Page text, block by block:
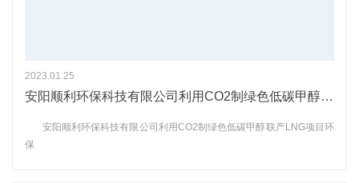
2023.01.25
安阳顺利环保科技有限公司利用CO2制绿色低碳甲醇联产LNG项目环保设施竣工及调试公示
安阳顺利环保科技有限公司利用CO2制绿色低碳甲醇联产LNG项目环
保